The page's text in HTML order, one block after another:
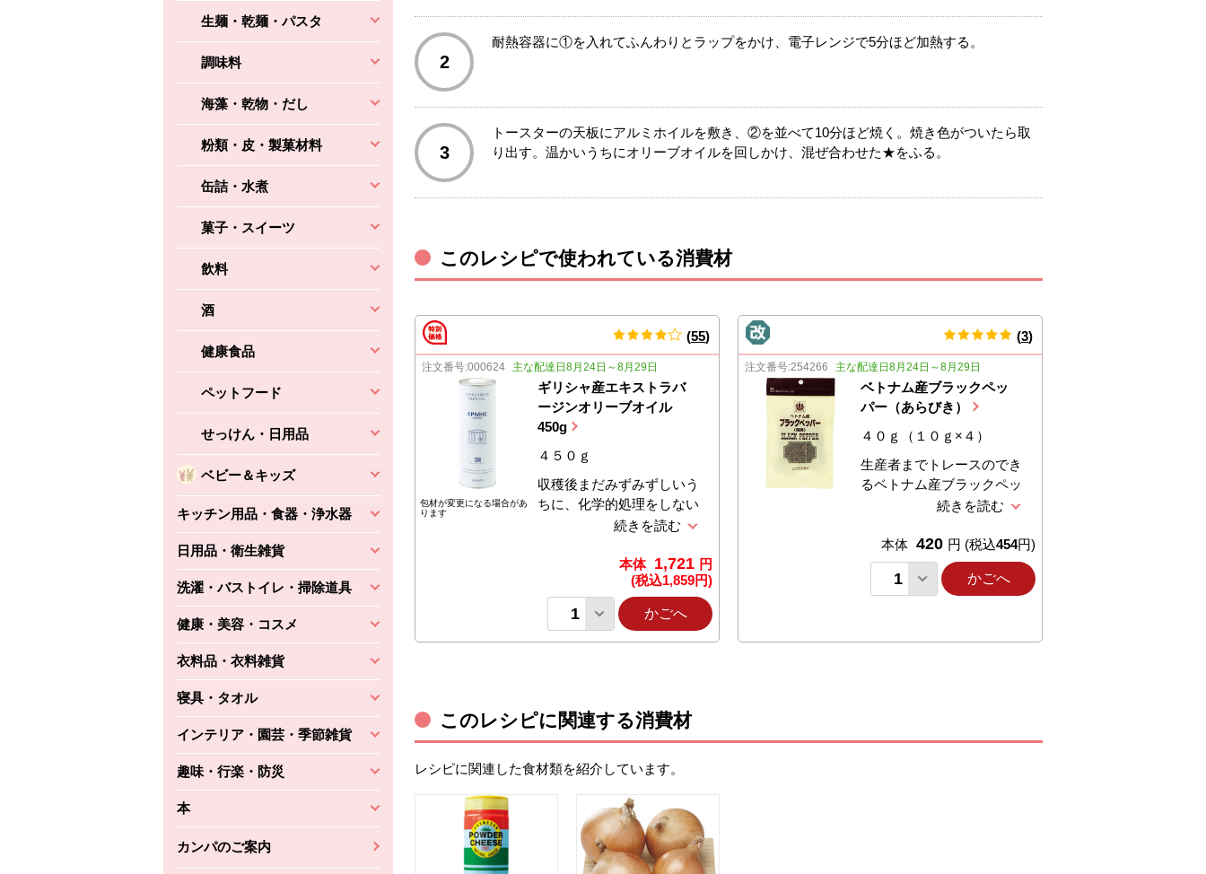
生麺・乾麺・パスタ
調味料
海藻・乾物・だし
粉類・皮・製菓材料
缶詰・水煮
菓子・スイーツ
飲料
酒
健康食品
ペットフード
せっけん・日用品
ベビー＆キッズ
キッチン用品・食器・浄水器
日用品・衛生雑貨
洗濯・バストイレ・掃除道具
健康・美容・コスメ
衣料品・衣料雑貨
寝具・タオル
インテリア・園芸・季節雑貨
趣味・行楽・防災
本
カンパのご案内
2
耐熱容器に①を入れてふんわりとラップをかけ、電子レンジで5分ほど加熱する。
3
トースターの天板にアルミホイルを敷き、②を並べて10分ほど焼く。焼き色がついたら取
り出す。温かいうちにオリーブオイルを回しかけ、混ぜ合わせた★をふる。
このレシピで使われている消費材
(55) 件のレビュー
注文番号:000624 主な配達日8月24日～8月29日
包材が変更になる場合があ
ります
ギリシャ産エキストラバ
ージンオリーブオイル
450g
４５０ｇ
収穫後まだみずみずしいう
ちに、化学的処理をしない
で果実を搾って濾しただけ
ル。ギリシャ産。パスタや
マリネ、ドレッシング、ア
ヒージョなどいろいろな料
理に使えます。【開封方
法】①矢印先端部分のツマ
通して、左右にねじらず垂
直にキャップを引き上げ
る。③人指し指をリングに
通した状態のまま、キャッ
プを反時計回りにまわして
開封する。利用促進のため8
月3回価格に対し22円引き。
本体 1,721 円
(税込1,859円)
かごへ
(3)
注文番号:254266 主な配達日8月24日～8月29日
ベトナム産ブラックペッ
パー（あらびき）
４０ｇ（１０ｇ×４）
生産者までトレースのでき
るベトナム産ブラックペッ
パーホールタイプを使いや
料等の高騰を受け容量と価
格を変更します。
本体 420 円 (税込454円)
かごへ
このレシピに関連する消費材
レシピに関連した食材類を紹介しています。